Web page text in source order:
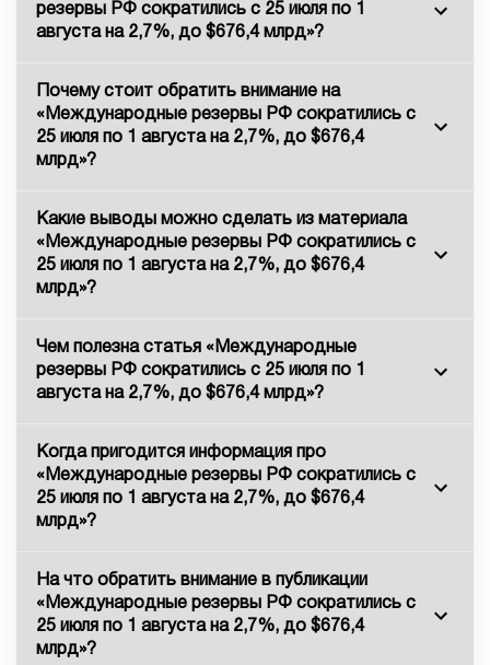
резервы РФ сократились с 25 июля по 1
августа на 2,7%, до $676,4 млрд»?
Почему стоит обратить внимание на
«Международные резервы РФ сократились с
25 июля по 1 августа на 2,7%, до $676,4
млрд»?
Какие выводы можно сделать из материала
«Международные резервы РФ сократились с
25 июля по 1 августа на 2,7%, до $676,4
млрд»?
Чем полезна статья «Международные
резервы РФ сократились с 25 июля по 1
августа на 2,7%, до $676,4 млрд»?
Когда пригодится информация про
«Международные резервы РФ сократились с
25 июля по 1 августа на 2,7%, до $676,4
млрд»?
На что обратить внимание в публикации
«Международные резервы РФ сократились с
25 июля по 1 августа на 2,7%, до $676,4
млрд»?